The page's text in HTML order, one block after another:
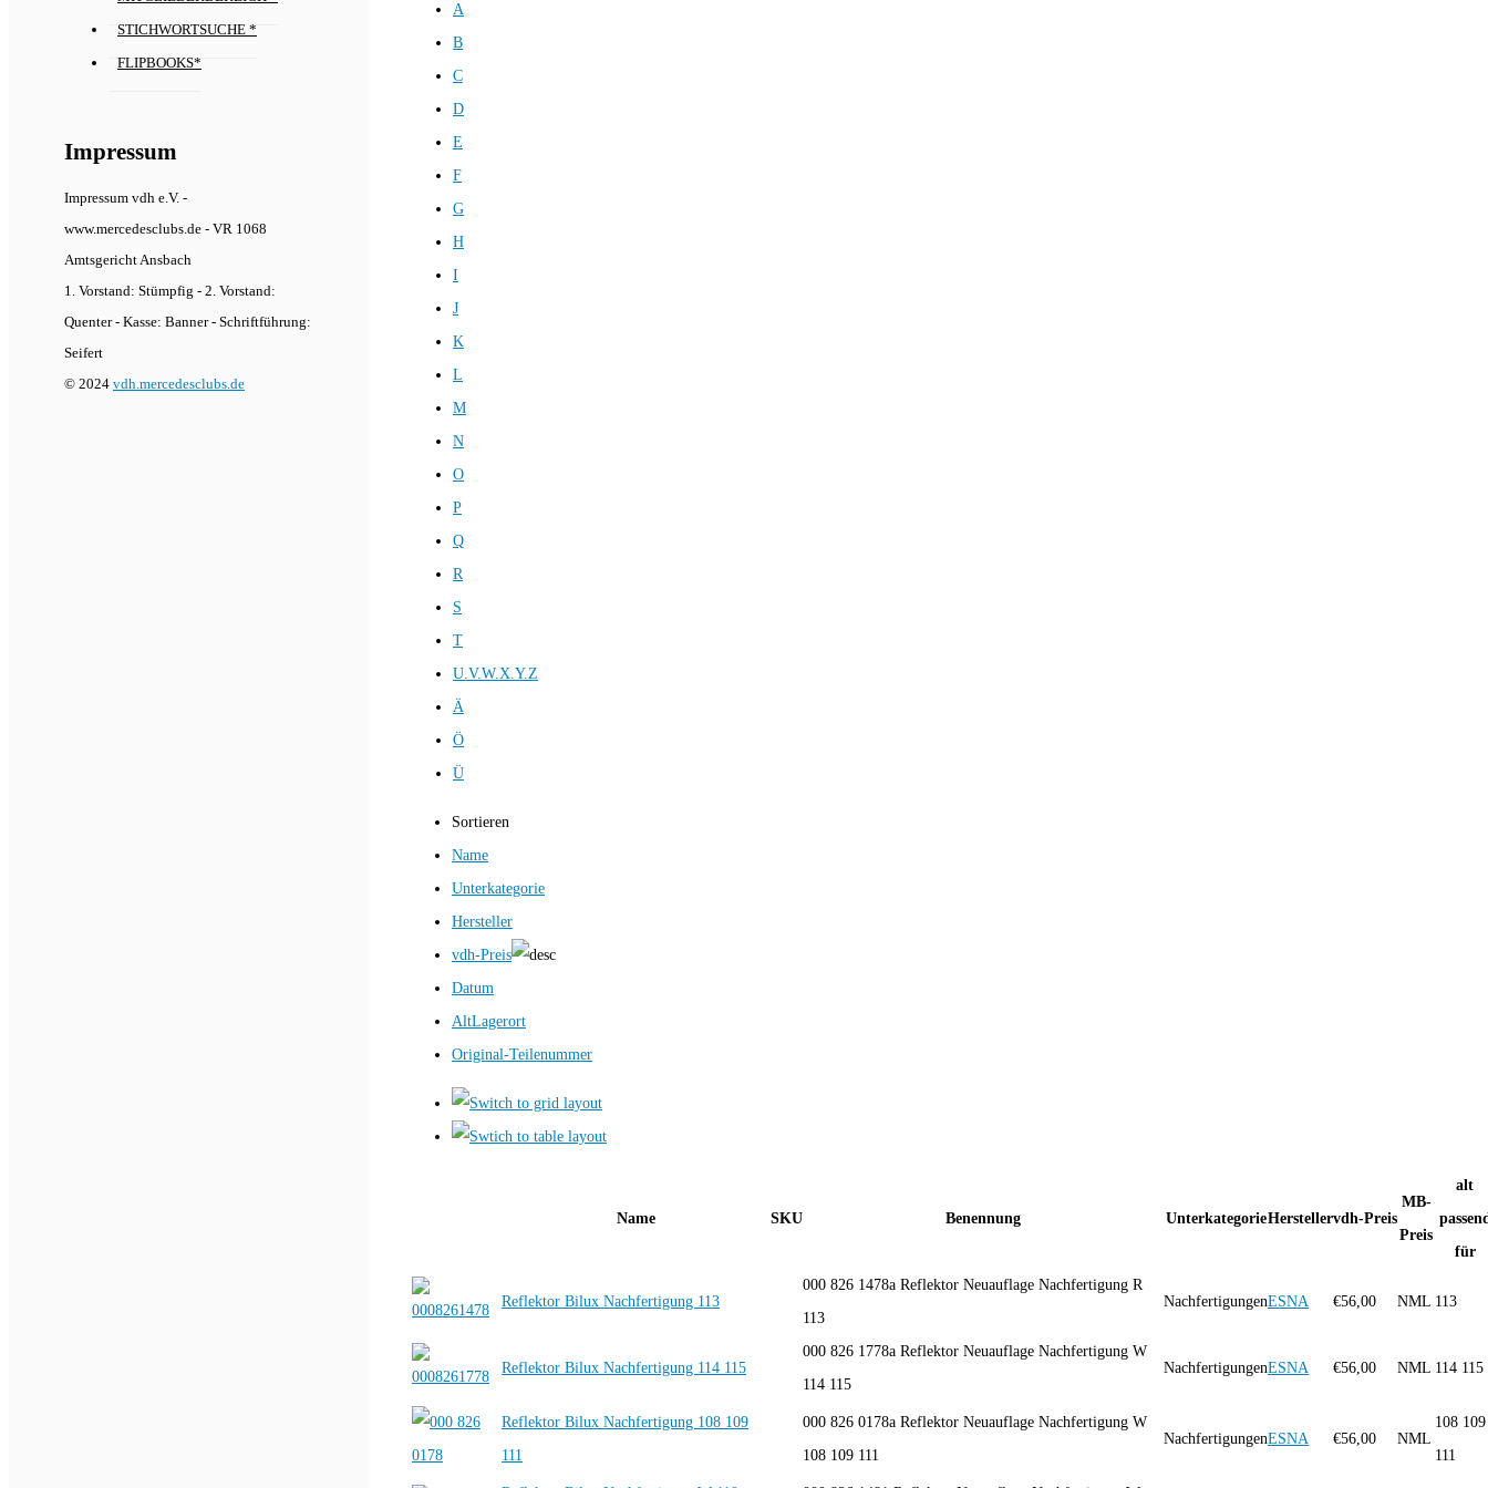
STICHWORTSUCHE *
FLIPBOOKS*
Impressum
Impressum vdh e.V. -
www.mercedesclubs.de - VR 1068
Amtsgericht Ansbach
1. Vorstand: Stümpfig - 2. Vorstand:
Quenter - Kasse: Banner - Schriftführung:
Seifert
© 2024 vdh.mercedesclubs.de
A
B
C
D
E
F
G
H
I
J
K
L
M
N
O
P
Q
R
S
T
U.V.W.X.Y.Z
Ä
Ö
Ü
Sortieren
Name
Unterkategorie
Hersteller
vdh-Preis
Datum
AltLagerort
Original-Teilenummer
Name SKU Benennung UnterkategorieHerstellervdh-Preis
MB-
Preis
alt
für
Reflektor Bilux Nachfertigung 113
000 826 1478a Reflektor Neuauflage Nachfertigung R
113
NachfertigungenESNA €56,00 NML 113
Reflektor Bilux Nachfertigung 114 115
000 826 1778a Reflektor Neuauflage Nachfertigung W
114 115
NachfertigungenESNA €56,00 NML 114 115
Reflektor Bilux Nachfertigung 108 109
111
000 826 0178a Reflektor Neuauflage Nachfertigung W
108 109 111
NachfertigungenESNA €56,00 NML
108 109
111